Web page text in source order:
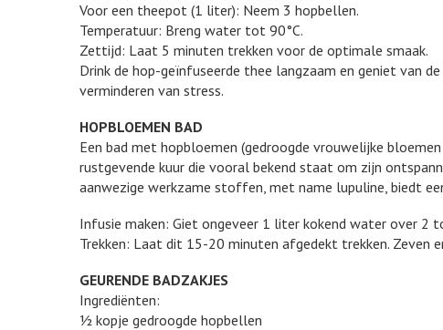
Voor een theepot (1 liter): Neem 3 hopbellen.
Temperatuur: Breng water tot 90°C.
Zettijd: Laat 5 minuten trekken voor de optimale smaak.
Drink de hop-geïnfuseerde thee langzaam en geniet van
verminderen van stress.
HOPBLOEMEN BAD
Een bad met hopbloemen (gedroogde vrouwelijke
rustgevende kuur die vooral bekend staat om zijn
aanwezige werkzame stoffen, met name lupuline, biedt
Infusie maken: Giet ongeveer 1 liter kokend water over 2
Trekken: Laat dit 15-20 minuten afgedekt trekken. Zeven
GEURENDE BADZAKJES
Ingrediënten:
½ kopje gedroogde hopbellen